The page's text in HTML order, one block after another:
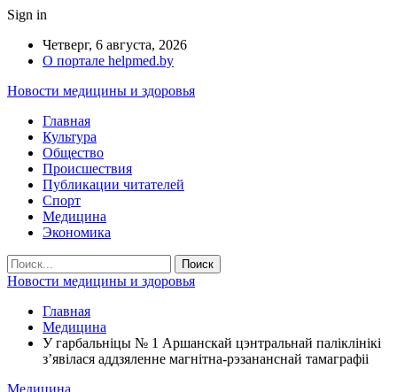
Sign in
Четверг, 6 августа, 2026
О портале helpmed.by
Новости медицины и здоровья
Главная
Культура
Общество
Происшествия
Публикации читателей
Спорт
Медицина
Экономика
Новости медицины и здоровья
Главная
Медицина
У гарбальніцы № 1 Аршанскай цэнтральнай паліклінікі
з’явілася аддзяленне магнітна-рэзананснай тамаграфіі
Медицина